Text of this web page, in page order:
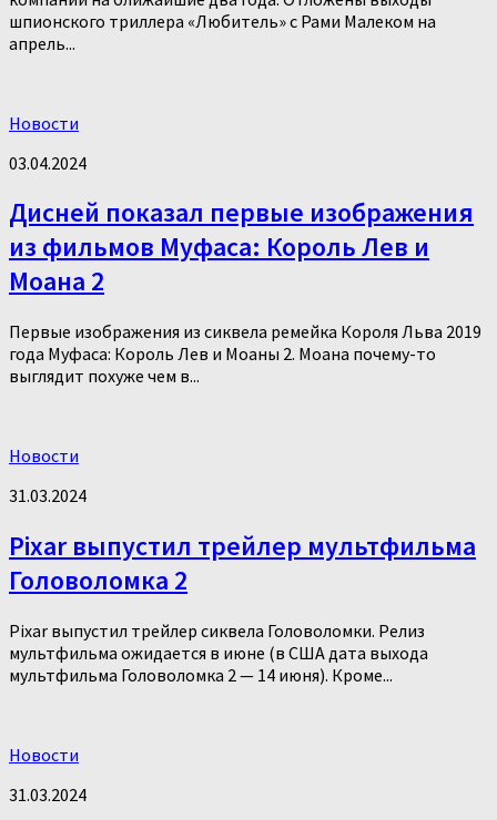
шпионского триллера «Любитель» с Рами Малеком на
апрель...
Новости
03.04.2024
Дисней показал первые изображения
из фильмов Муфаса: Король Лев и
Моана 2
Первые изображения из сиквела ремейка Короля Льва 2019
года Муфаса: Король Лев и Моаны 2. Моана почему-то
выглядит похуже чем в...
Новости
31.03.2024
Pixar выпустил трейлер мультфильма
Головоломка 2
Pixar выпустил трейлер сиквела Головоломки. Релиз
мультфильма ожидается в июне (в США дата выхода
мультфильма Головоломка 2 — 14 июня). Кроме...
Новости
31.03.2024